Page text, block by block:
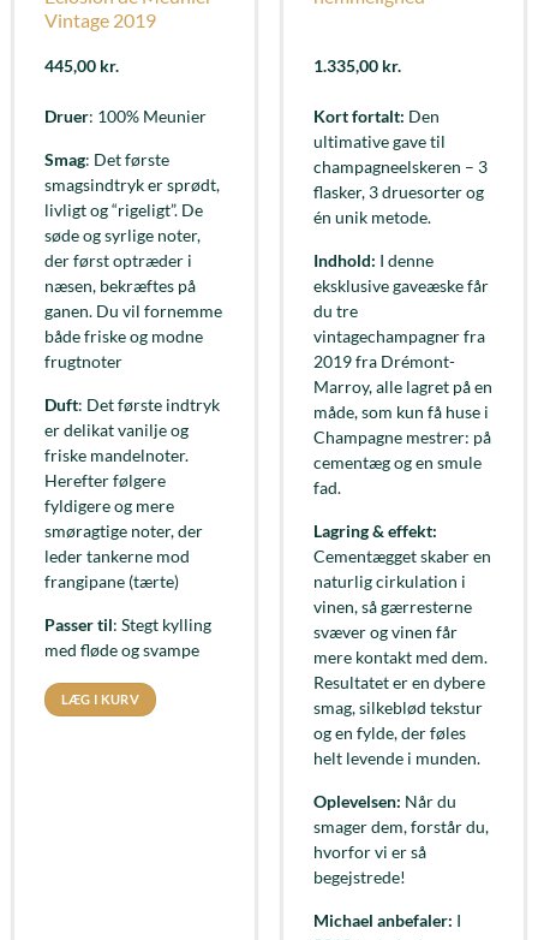
Vintage 2019
445,00 kr.
Druer: 100% Meunier
Smag: Det første
smagsindtryk er sprødt,
livligt og “rigeligt”. De
søde og syrlige noter,
der først optræder i
næsen, bekræftes på
ganen. Du vil fornemme
både friske og modne
frugtnoter
Duft: Det første indtryk
er delikat vanilje og
friske mandelnoter.
Herefter følgere
fyldigere og mere
smøragtige noter, der
leder tankerne mod
frangipane (tærte)
Passer til: Stegt kylling
med fløde og svampe
LÆG I KURV
1.335,00 kr.
Kort fortalt: Den
ultimative gave til
champagneelskeren – 3
flasker, 3 druesorter og
én unik metode.
Indhold: I denne
eksklusive gaveæske får
du tre
vintagechampagner fra
2019 fra Drémont-
Marroy, alle lagret på en
måde, som kun få huse i
Champagne mestrer: på
cementæg og en smule
fad.
Lagring & effekt:
Cementægget skaber en
naturlig cirkulation i
vinen, så gærresterne
svæver og vinen får
mere kontakt med dem.
Resultatet er en dybere
smag, silkeblød tekstur
og en fylde, der føles
helt levende i munden.
Oplevelsen: Når du
smager dem, forstår du,
hvorfor vi er så
begejstrede!
Michael anbefaler: I